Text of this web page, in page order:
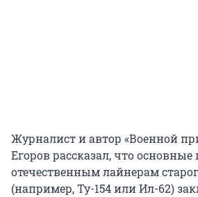
Журналист и автор «Военной
Егоров рассказал, что основные
отечественным лайнерам
(например, Ту-154 или Ил-62)